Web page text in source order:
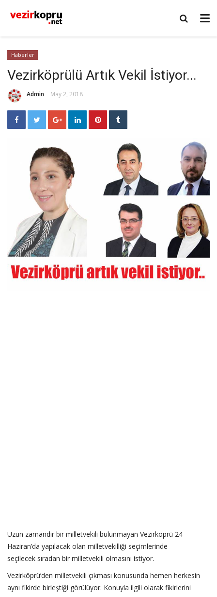
Haberler
Vezirköprülü Artık Vekil İstiyor...
Admin May 2, 2018
Uzun zamandır bir milletvekili bulunmayan Vezirköprü 24
Haziran’da yapılacak olan milletvekilliği seçimlerinde
seçilecek sıradan bir milletvekili olmasını istiyor.
Vezirköprü’den milletvekili çıkması konusunda hemen herkesin
aynı fikirde birleştiği görülüyor. Konuyla ilgili olarak fikirlerini